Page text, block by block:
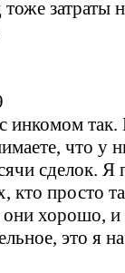
затраты
инкомом
что у
сделок.
кто просто
они хорошо,
это я